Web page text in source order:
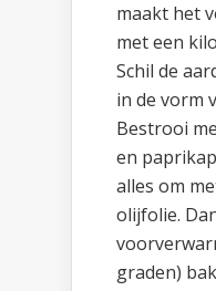
maakt het
met een
Schil de
in de vorm
Bestrooi
en
alles om
olijfolie.
graden)